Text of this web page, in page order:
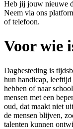
Heb jij jouw nieuwe
Neem via ons
of telefoon.
Voor wie
Dagbesteding is
hun handicap,
hebben of naar
mensen met een
oud, dat maakt niet
de mensen blijven,
talenten kunnen